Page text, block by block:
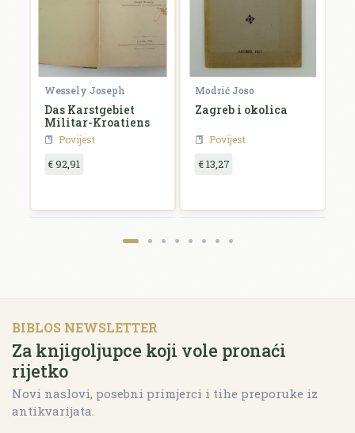
Wessely Joseph
Das Karstgebiet
Militar-Kroatiens
Povijest
€ 92,91
Modrić Joso
Zagreb i okolica
Povijest
€ 13,27
BIBLOS NEWSLETTER
Za knjigoljupce koji vole pronaći
rijetko
Novi naslovi, posebni primjerci i tihe preporuke iz
antikvarijata.